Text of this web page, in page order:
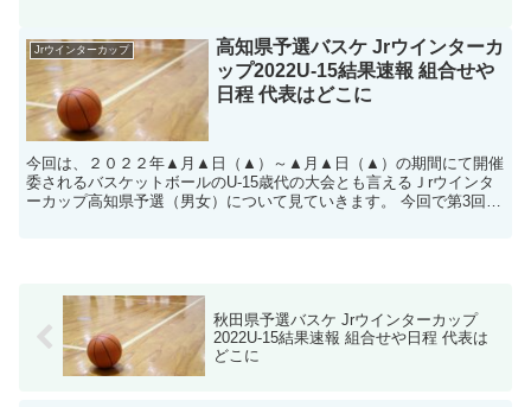
Jrウインターカップ
高知県予選バスケ Jrウインターカ
ップ2022U-15結果速報 組合せや
日程 代表はどこに
今回は、２０２２年▲月▲日（▲）～▲月▲日（▲）の期間にて開催
委されるバスケットボールのU-15歳代の大会とも言えるＪrウインタ
ーカップ高知県予選（男女）について見ていきます。 今回で第3回目
秋田県予選バスケ Jrウインターカップ
2022U-15結果速報 組合せや日程 代表は
どこに